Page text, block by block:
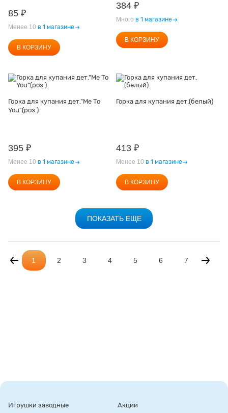
85 ₽
Менее 10 в 1 магазине
В КОРЗИНУ
384 ₽
Много в 1 магазине
В КОРЗИНУ
Горка для купания дет."Me To
You"(роз.)
395 ₽
Менее 10 в 1 магазине
В КОРЗИНУ
Горка для купания дет.(белый)
413 ₽
Менее 10 в 1 магазине
В КОРЗИНУ
ПОКАЗАТЬ ЕЩЕ
1 2 3 4 5 6 7
Игрушки заводные Акции